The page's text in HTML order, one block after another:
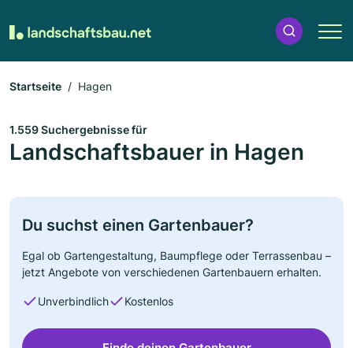
Startseite Hagen
1.559 Suchergebnisse für
Landschaftsbauer in Hagen
Du suchst einen Gartenbauer?
Egal ob Gartengestaltung, Baumpflege oder Terrassenbau –
jetzt Angebote von verschiedenen Gartenbauern erhalten.
Unverbindlich Kostenlos